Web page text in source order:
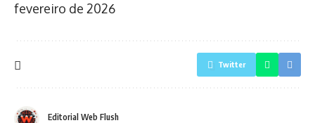
fevereiro de 2026
Twitter
Editorial Web Flush